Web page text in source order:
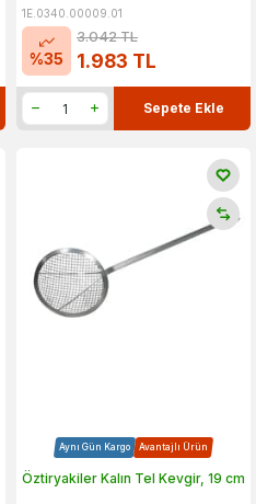
1E.0340.00009.01
%35
3.042TL
1.983 TL
Sepete Ekle
Aynı Gün Kargo Avantajlı Ürün
Öztiryakiler Kalın Tel Kevgir, 19 cm